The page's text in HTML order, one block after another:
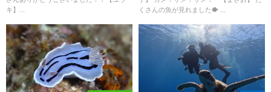
キ】...
くさんの魚が見れました🐡 ...